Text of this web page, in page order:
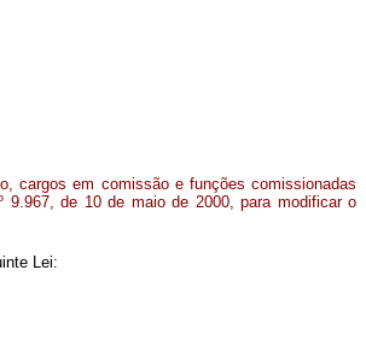
cargos em comissão e funções comissionadas
9.967, de 10 de maio de 2000, para modificar o
Lei: